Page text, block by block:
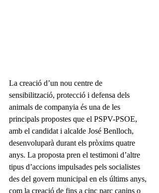
La creació d’un nou centre de
sensibilització, protecció i defensa dels
animals de companyia és una de les
principals propostes que el PSPV-PSOE,
amb el candidat i alcalde José Benlloch,
desenvoluparà durant els pròxims quatre
anys. La proposta pren el testimoni d’altre
tipus d’accions impulsades pels socialistes
des del govern municipal en els últims anys,
com la creació de fins a cinc parc canins o